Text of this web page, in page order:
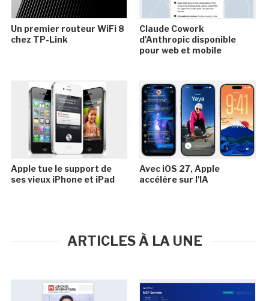
Un premier routeur WiFi 8
chez TP-Link
Claude Cowork
d'Anthropic disponible
pour web et mobile
Apple tue le support de
ses vieux iPhone et iPad
Avec iOS 27, Apple
accélère sur l'IA
ARTICLES À LA UNE